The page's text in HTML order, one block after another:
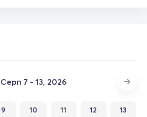
Серп 7 - 13, 2026
9 10 11 12 13